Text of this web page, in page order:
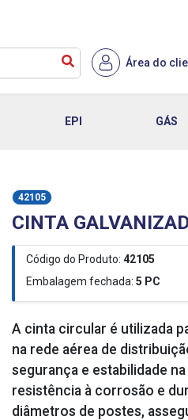
Área do
EPI GÁS
42105
CINTA
Código do Produto: 42105
Embalagem fechada: 5 PC
A cinta circular é utilizada
na rede aérea de
segurança e estabilidade
resistência à corrosão e
diâmetros de postes,